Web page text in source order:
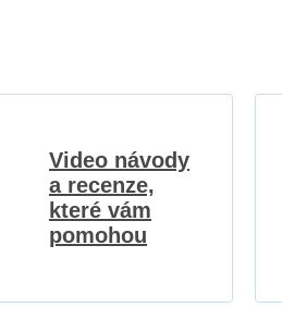
Video návody
a recenze,
které vám
pomohou